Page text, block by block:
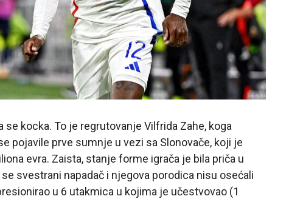
se kocka. To je regrutovanje Vilfrida Zahe, koga
pojavile prve sumnje u vezi sa Slonovače, koji je
evra. Zaista, stanje forme igrača je bila priča u
svestrani napadač i njegova porodica nisu osećali
u 6 utakmica u kojima je učestvovao (1